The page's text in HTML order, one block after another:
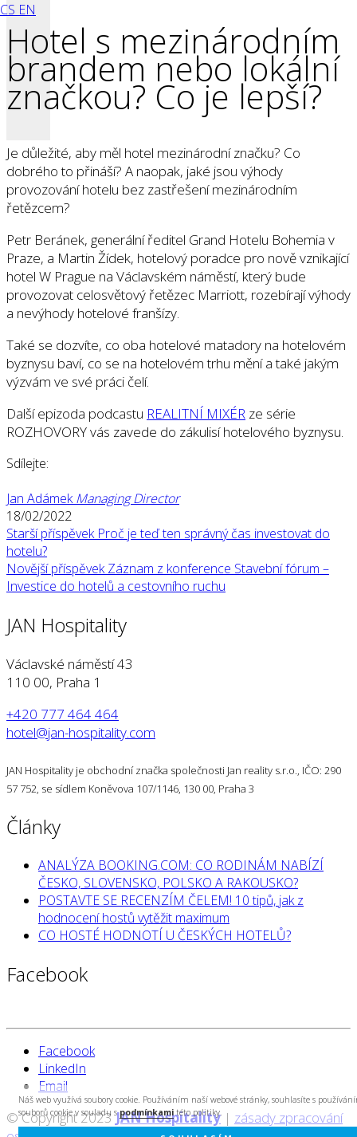
Náš web využívá soubory cookie. Používáním naší webové stránky, souhlasíte s
souborů cookie v souladu spodmínkamitéto politiky.
CS EN
Hotel s mezinárodním
brandem nebo lokální
značkou? Co je lepší?
Je důležité, aby měl hotel mezinárodní značku? Co
dobrého to přináší? A naopak, jaké jsou výhody
provozování hotelu bez zastřešení mezinárodním
řetězcem?
Petr Beránek, generální ředitel Grand Hotelu Bohemia v
Praze, a Martin Žídek, hotelový poradce pro nově vznikající
hotel W Prague na Václavském náměstí, který bude
provozovat celosvětový řetězec Marriott, rozebírají výhody
a nevýhody hotelové franšízy.
Také se dozvíte, co oba hotelové matadory na hotelovém
byznysu baví, co se na hotelovém trhu mění a také jakým
výzvám ve své práci čelí.
Další epizoda podcastu REALITNÍ MIXÉR ze série
ROZHOVORY vás zavede do zákulisí hotelového byznysu.
Sdílejte:
Jan Adámek Managing Director
18/02/2022
Starší příspěvek Proč je teď ten správný čas investovat do
hotelu?
Novější příspěvekZáznam z konference Stavební fórum –
Investice do hotelů a cestovního ruchu
JAN Hospitality
Václavské náměstí 43
110 00, Praha 1
+420 777 464 464
hotel@jan-hospitality.com
JAN Hospitality je obchodní značka společnosti Jan reality s.r.o., IČO: 290
57 752, se sídlem Koněvova 107/1146, 130 00, Praha 3
Články
ANALÝZA BOOKING.COM: CO RODINÁM NABÍZÍ
ČESKO, SLOVENSKO, POLSKO A RAKOUSKO?
POSTAVTE SE RECENZÍM ČELEM! 10 tipů, jak z
hodnocení hostů vytěžit maximum
CO HOSTÉ HODNOTÍ U ČESKÝCH HOTELŮ?
Facebook
Facebook
LinkedIn
Email
© Copyright 2023JAN Hospitality| zásady zpracování